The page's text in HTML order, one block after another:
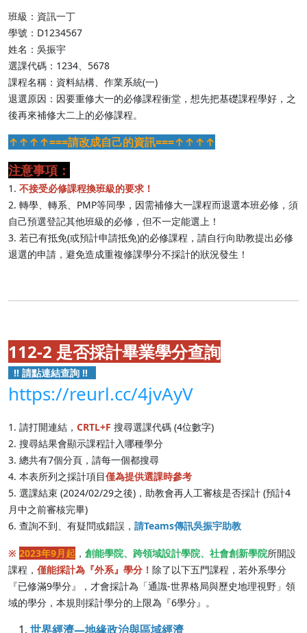
班級：資訊一丁
學號：D1234567
姓名：吳振宇
選課代碼：1234、5678
課程名稱：資料結構、作業系統(一)
退選原因：因要重修大一的必修課程衝堂，想先把基礎課程學好，之
後再來補修大二上的必修課程。
↑↑↑↑===請改成自己的資訊===↑↑↑↑
注意事項：
1. 不接受必修課程換班級的要求！
2. 轉學、轉系、PMP等同學，因需補修大一課程而退選本班必修，須
自己預選登記其他班級的必修，但不一定能選上！
3. 若已有抵免(或預計申請抵免)的必修課程，請自行向助教提出必修
退選的申請，避免造成重複修課學分不採計的狀況發生！
112-2 是否採計畢業學分查詢
!! 請點連結查詢 !!
https://reurl.cc/4jvAyV
1. 請打開連結， CRTL+F 搜尋選課代碼 (4位數字)
2. 搜尋結果會顯示課程計入哪種學分
3. 總共有7個分頁，請每一個都搜尋
4. 本表所列之採計項目僅為提供選課時參考
5. 選課結束 (2024/02/29之後)，助教會再人工審核是否採計 (預計4
月中之前審核完畢)
6. 查詢不到、有疑問或錯誤， 請Teams傳訊吳振宇助教
※ 2023年9月起 ， 創能學院、跨領域設計學院、社會創新學院所開設
課程， 僅能採計為『外系』學分！ 除了以下五門課程，若外系學分
『已修滿9學分』，才會採計為「通識-世界格局與歷史地理視野」領
域的學分，本規則採計學分的上限為『6學分』。
世界經濟—地緣政治與區域經濟